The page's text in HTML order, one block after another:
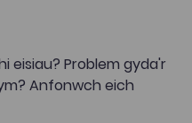
eisiau? Problem gyda'r
Anfonwch eich